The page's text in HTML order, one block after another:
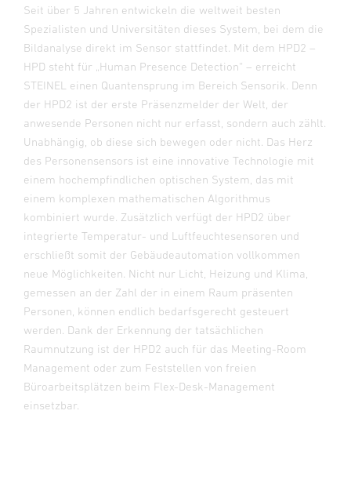
Seit über 5 Jahren entwickeln die weltweit besten
Spezialisten und Universitäten dieses System, bei dem die
Bildanalyse direkt im Sensor stattfindet. Mit dem HPD2 –
HPD steht für „Human Presence Detection“ – erreicht
STEINEL einen Quantensprung im Bereich Sensorik. Denn
der HPD2 ist der erste Präsenzmelder der Welt, der
anwesende Personen nicht nur erfasst, sondern auch zählt.
Unabhängig, ob diese sich bewegen oder nicht. Das Herz
des Personensensors ist eine innovative Technologie mit
einem hochempfindlichen optischen System, das mit
einem komplexen mathematischen Algorithmus
kombiniert wurde. Zusätzlich verfügt der HPD2 über
integrierte Temperatur- und Luftfeuchtesensoren und
erschließt somit der Gebäudeautomation vollkommen
neue Möglichkeiten. Nicht nur Licht, Heizung und Klima,
gemessen an der Zahl der in einem Raum präsenten
Personen, können endlich bedarfsgerecht gesteuert
werden. Dank der Erkennung der tatsächlichen
Raumnutzung ist der HPD2 auch für das Meeting-Room
Management oder zum Feststellen von freien
Büroarbeitsplätzen beim Flex-Desk-Management
einsetzbar.